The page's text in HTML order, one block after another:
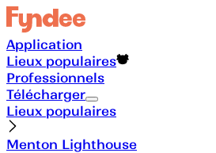
Application
Lieux populaires
Professionnels
Télécharger
Lieux populaires
Menton Lighthouse